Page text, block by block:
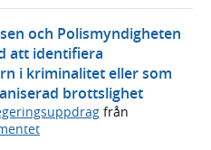
och Polismyndigheten
att identifiera
i kriminalitet eller som
brottslighet
från